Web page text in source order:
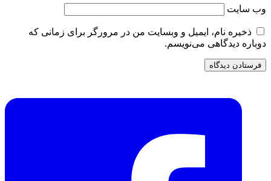
وب‌ سایت
ذخیره نام، ایمیل و وبسایت من در مرورگر برای زمانی که
دوباره دیدگاهی می‌نویسم.